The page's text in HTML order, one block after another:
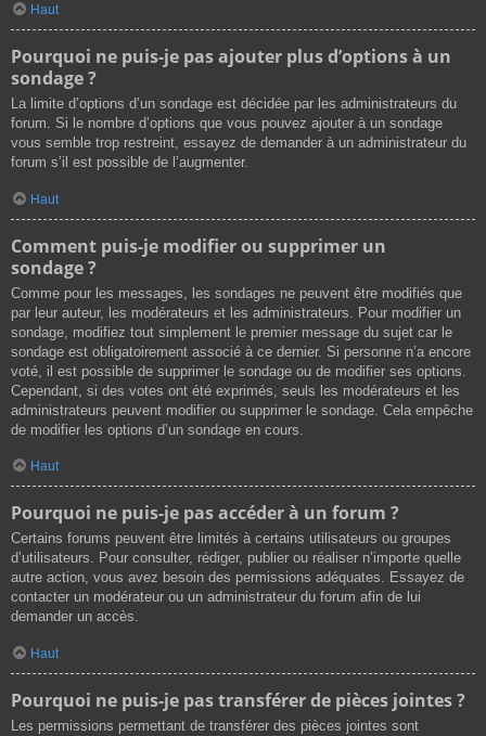
Haut
Pourquoi ne puis-je pas ajouter plus d’options à un
sondage ?
La limite d’options d’un sondage est décidée par les administrateurs du
forum. Si le nombre d’options que vous pouvez ajouter à un sondage
vous semble trop restreint, essayez de demander à un administrateur du
forum s’il est possible de l’augmenter.
Haut
Comment puis-je modifier ou supprimer un
sondage ?
Comme pour les messages, les sondages ne peuvent être modifiés que
par leur auteur, les modérateurs et les administrateurs. Pour modifier un
sondage, modifiez tout simplement le premier message du sujet car le
sondage est obligatoirement associé à ce dernier. Si personne n’a encore
voté, il est possible de supprimer le sondage ou de modifier ses options.
Cependant, si des votes ont été exprimés, seuls les modérateurs et les
administrateurs peuvent modifier ou supprimer le sondage. Cela empêche
de modifier les options d’un sondage en cours.
Haut
Pourquoi ne puis-je pas accéder à un forum ?
Certains forums peuvent être limités à certains utilisateurs ou groupes
d’utilisateurs. Pour consulter, rédiger, publier ou réaliser n’importe quelle
autre action, vous avez besoin des permissions adéquates. Essayez de
contacter un modérateur ou un administrateur du forum afin de lui
demander un accès.
Haut
Pourquoi ne puis-je pas transférer de pièces jointes ?
Les permissions permettant de transférer des pièces jointes sont